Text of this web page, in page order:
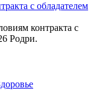
с обладателем
контракта с
Родри.